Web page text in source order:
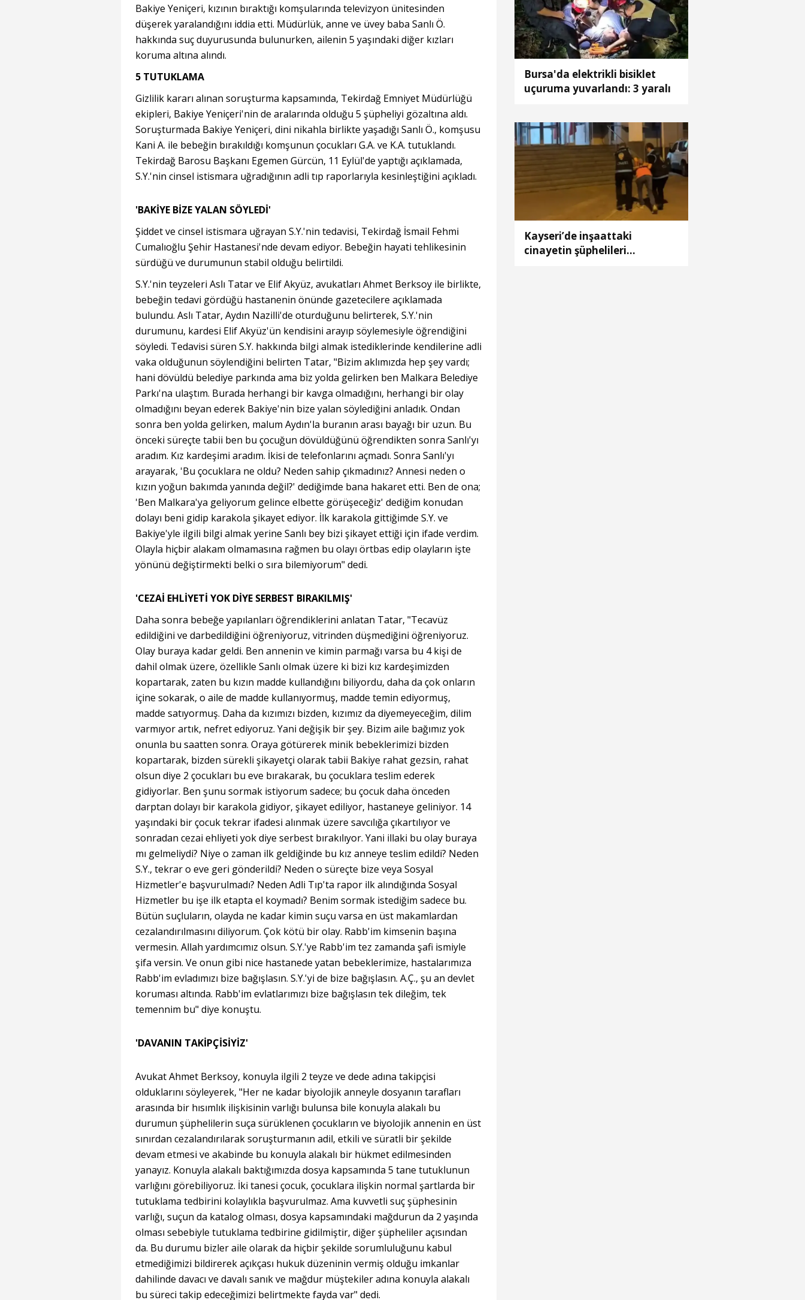
Bakiye Yeniçeri, kızının bıraktığı komşularında televizyon ünitesinden
düşerek yaralandığını iddia etti. Müdürlük, anne ve üvey baba Sanlı Ö.
hakkında suç duyurusunda bulunurken, ailenin 5 yaşındaki diğer kızları
koruma altına alındı.
5 TUTUKLAMA
Gizlilik kararı alınan soruşturma kapsamında, Tekirdağ Emniyet Müdürlüğü
ekipleri, Bakiye Yeniçeri'nin de aralarında olduğu 5 şüpheliyi gözaltına aldı.
Soruşturmada Bakiye Yeniçeri, dini nikahla birlikte yaşadığı Sanlı Ö., komşusu
Kani A. ile bebeğin bırakıldığı komşunun çocukları G.A. ve K.A. tutuklandı.
Tekirdağ Barosu Başkanı Egemen Gürcün, 11 Eylül'de yaptığı açıklamada,
S.Y.'nin cinsel istismara uğradığının adli tıp raporlarıyla kesinleştiğini açıkladı.
'BAKİYE BİZE YALAN SÖYLEDİ'
Şiddet ve cinsel istismara uğrayan S.Y.'nin tedavisi, Tekirdağ İsmail Fehmi
Cumalıoğlu Şehir Hastanesi'nde devam ediyor. Bebeğin hayati tehlikesinin
sürdüğü ve durumunun stabil olduğu belirtildi.
S.Y.'nin teyzeleri Aslı Tatar ve Elif Akyüz, avukatları Ahmet Berksoy ile birlikte,
bebeğin tedavi gördüğü hastanenin önünde gazetecilere açıklamada
bulundu. Aslı Tatar, Aydın Nazilli'de oturduğunu belirterek, S.Y.'nin
durumunu, kardesi Elif Akyüz'ün kendisini arayıp söylemesiyle öğrendiğini
söyledi. Tedavisi süren S.Y. hakkında bilgi almak istediklerinde kendilerine adli
vaka olduğunun söylendiğini belirten Tatar, "Bizim aklımızda hep şey vardı;
hani dövüldü belediye parkında ama biz yolda gelirken ben Malkara Belediye
Parkı'na ulaştım. Burada herhangi bir kavga olmadığını, herhangi bir olay
olmadığını beyan ederek Bakiye'nin bize yalan söylediğini anladık. Ondan
sonra ben yolda gelirken, malum Aydın'la buranın arası bayağı bir uzun. Bu
önceki süreçte tabii ben bu çocuğun dövüldüğünü öğrendikten sonra Sanlı'yı
aradım. Kız kardeşimi aradım. İkisi de telefonlarını açmadı. Sonra Sanlı'yı
arayarak, 'Bu çocuklara ne oldu? Neden sahip çıkmadınız? Annesi neden o
kızın yoğun bakımda yanında değil?' dediğimde bana hakaret etti. Ben de ona;
'Ben Malkara'ya geliyorum gelince elbette görüşeceğiz' dediğim konudan
dolayı beni gidip karakola şikayet ediyor. İlk karakola gittiğimde S.Y. ve
Bakiye'yle ilgili bilgi almak yerine Sanlı bey bizi şikayet ettiği için ifade verdim.
Olayla hiçbir alakam olmamasına rağmen bu olayı örtbas edip olayların işte
yönünü değiştirmekti belki o sıra bilemiyorum" dedi.
'CEZAİ EHLİYETİ YOK DİYE SERBEST BIRAKILMIŞ'
Daha sonra bebeğe yapılanları öğrendiklerini anlatan Tatar, "Tecavüz
edildiğini ve darbedildiğini öğreniyoruz, vitrinden düşmediğini öğreniyoruz.
Olay buraya kadar geldi. Ben annenin ve kimin parmağı varsa bu 4 kişi de
dahil olmak üzere, özellikle Sanlı olmak üzere ki bizi kız kardeşimizden
kopartarak, zaten bu kızın madde kullandığını biliyordu, daha da çok onların
içine sokarak, o aile de madde kullanıyormuş, madde temin ediyormuş,
madde satıyormuş. Daha da kızımızı bizden, kızımız da diyemeyeceğim, dilim
varmıyor artık, nefret ediyoruz. Yani değişik bir şey. Bizim aile bağımız yok
onunla bu saatten sonra. Oraya götürerek minik bebeklerimizi bizden
kopartarak, bizden sürekli şikayetçi olarak tabii Bakiye rahat gezsin, rahat
olsun diye 2 çocukları bu eve bırakarak, bu çocuklara teslim ederek
gidiyorlar. Ben şunu sormak istiyorum sadece; bu çocuk daha önceden
darptan dolayı bir karakola gidiyor, şikayet ediliyor, hastaneye geliniyor. 14
yaşındaki bir çocuk tekrar ifadesi alınmak üzere savcılığa çıkartılıyor ve
sonradan cezai ehliyeti yok diye serbest bırakılıyor. Yani illaki bu olay buraya
mı gelmeliydi? Niye o zaman ilk geldiğinde bu kız anneye teslim edildi? Neden
S.Y., tekrar o eve geri gönderildi? Neden o süreçte bize veya Sosyal
Hizmetler'e başvurulmadı? Neden Adli Tıp'ta rapor ilk alındığında Sosyal
Hizmetler bu işe ilk etapta el koymadı? Benim sormak istediğim sadece bu.
Bütün suçluların, olayda ne kadar kimin suçu varsa en üst makamlardan
cezalandırılmasını diliyorum. Çok kötü bir olay. Rabb'im kimsenin başına
vermesin. Allah yardımcımız olsun. S.Y.'ye Rabb'im tez zamanda şafi ismiyle
şifa versin. Ve onun gibi nice hastanede yatan bebeklerimize, hastalarımıza
Rabb'im evladımızı bize bağışlasın. S.Y.'yi de bize bağışlasın. A.Ç., şu an devlet
koruması altında. Rabb'im evlatlarımızı bize bağışlasın tek dileğim, tek
temennim bu" diye konuştu.
'DAVANIN TAKİPÇİSİYİZ'
Avukat Ahmet Berksoy, konuyla ilgili 2 teyze ve dede adına takipçisi
olduklarını söyleyerek, "Her ne kadar biyolojik anneyle dosyanın tarafları
arasında bir hısımlık ilişkisinin varlığı bulunsa bile konuyla alakalı bu
durumun şüphelilerin suça sürüklenen çocukların ve biyolojik annenin en üst
sınırdan cezalandırılarak soruşturmanın adil, etkili ve süratli bir şekilde
devam etmesi ve akabinde bu konuyla alakalı bir hükmet edilmesinden
yanayız. Konuyla alakalı baktığımızda dosya kapsamında 5 tane tutuklunun
varlığını görebiliyoruz. İki tanesi çocuk, çocuklara ilişkin normal şartlarda bir
tutuklama tedbirini kolaylıkla başvurulmaz. Ama kuvvetli suç şüphesinin
varlığı, suçun da katalog olması, dosya kapsamındaki mağdurun da 2 yaşında
olması sebebiyle tutuklama tedbirine gidilmiştir, diğer şüpheliler açısından
da. Bu durumu bizler aile olarak da hiçbir şekilde sorumluluğunu kabul
etmediğimizi bildirerek açıkçası hukuk düzeninin vermiş olduğu imkanlar
dahilinde davacı ve davalı sanık ve mağdur müştekiler adına konuyla alakalı
bu süreci takip edeceğimizi belirtmekte fayda var" dedi.
Bursa'da elektrikli bisiklet
uçuruma yuvarlandı: 3 yaralı
Kayseri’de inşaattaki
cinayetin şüphelileri